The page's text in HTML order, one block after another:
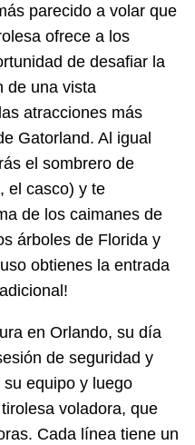
parecido a volar que
ofrece a los
de desafiar la
de una vista
atracciones más
Gatorland. Al igual
el sombrero de
el casco) y te
de los caimanes de
árboles de Florida y
obtienes la entrada
en Orlando, su día
de seguridad y
equipo y luego
voladora, que
Cada línea tiene un